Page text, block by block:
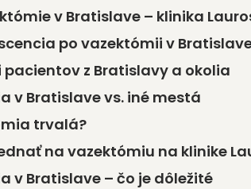
v Bratislave – klinika
po vazektómii v
pacientov z Bratislavy a okolia
v Bratislave vs. iné mestá
trvalá?
na vazektómiu na klinike
v Bratislave – čo je dôležité